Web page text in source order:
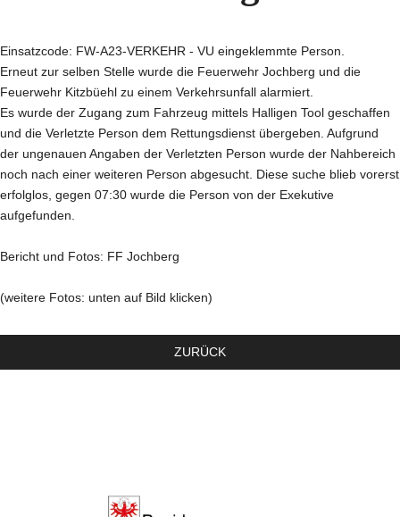
Einsatzcode: FW-A23-VERKEHR - VU eingeklemmte Person.
Erneut zur selben Stelle wurde die Feuerwehr Jochberg und die
Feuerwehr Kitzbüehl zu einem Verkehrsunfall alarmiert.
Es wurde der Zugang zum Fahrzeug mittels Halligen Tool geschaffen
und die Verletzte Person dem Rettungsdienst übergeben. Aufgrund
der ungenauen Angaben der Verletzten Person wurde der Nahbereich
noch nach einer weiteren Person abgesucht. Diese suche blieb vorerst
erfolglos, gegen 07:30 wurde die Person von der Exekutive
aufgefunden.
Bericht und Fotos: FF Jochberg
(weitere Fotos: unten auf Bild klicken)
ZURÜCK